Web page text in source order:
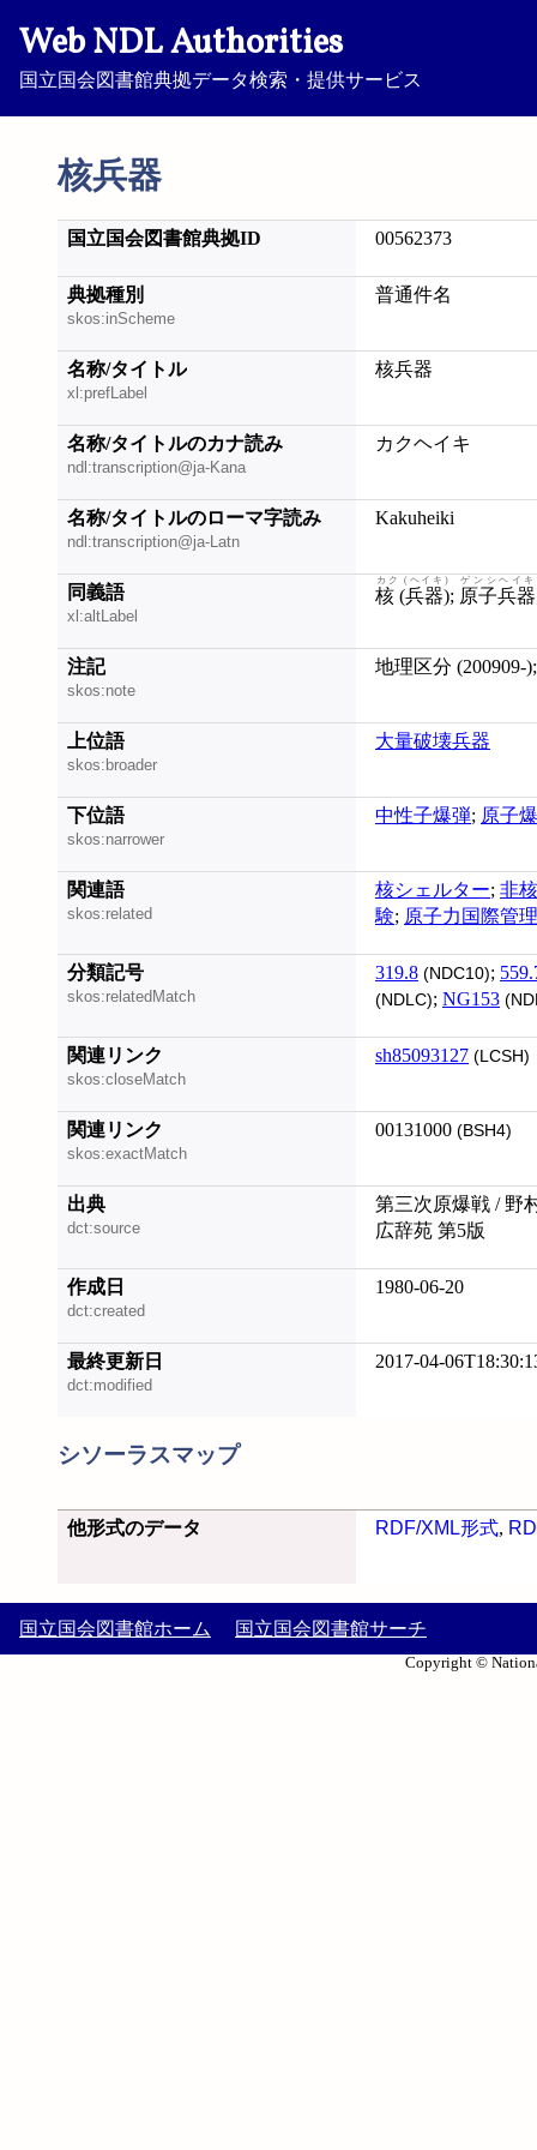
Web NDL Authorities
国立国会図書館典拠データ検索・提供サービス
核兵器
国立国会図書館典拠ID 00562373
典拠種別
skos:inScheme
普通件名
名称/タイトル
xl:prefLabel
核兵器
名称/タイトルのカナ読み
ndl:transcription@ja-Kana
カクヘイキ
名称/タイトルのローマ字読み
ndl:transcription@ja-Latn
Kakuheiki
同義語
xl:altLabel
核 (兵器)
カク (ヘイキ)
; 原子兵器
ゲンシヘイキ
注記
skos:note
地理区分 (200909-
上位語
skos:broader
大量破壊兵器
下位語
skos:narrower
中性子爆弾; 原子
関連語
skos:related
核シェルター; 非
験; 原子力国際管理
分類記号
skos:relatedMatch
319.8 (NDC10);
(NDLC); NG153
関連リンク
skos:closeMatch
sh85093127 (LCSH)
関連リンク
skos:exactMatch
00131000 (BSH4)
出典
dct:source
第三次原爆戦 / 野
広辞苑 第5版
作成日
dct:created
1980-06-20
最終更新日
dct:modified
2017-04-
シソーラスマップ
他形式のデータ RDF/XML形式,
国立国会図書館ホーム 国立国会図書館サーチ
Copyright ©